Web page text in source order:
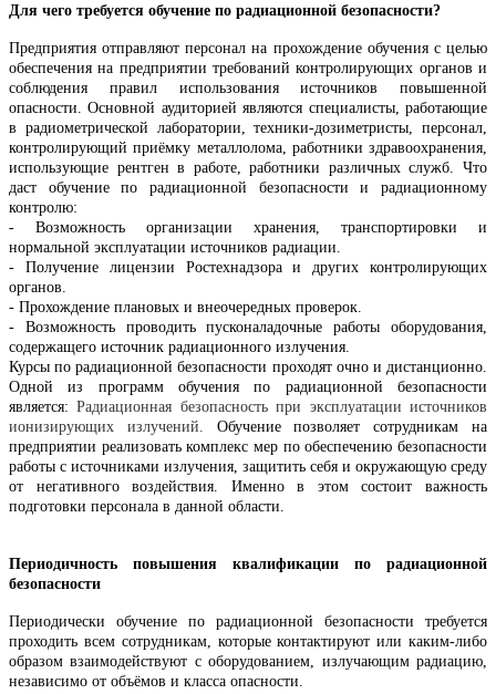
Для чего требуется обучение по радиационной безопасности?
Предприятия отправляют персонал на прохождение обучения с целью
обеспечения на предприятии требований контролирующих органов и
соблюдения правил использования источников повышенной
опасности. Основной аудиторией являются специалисты, работающие
в радиометрической лаборатории, техники-дозиметристы, персонал,
контролирующий приёмку металлолома, работники здравоохранения,
использующие рентген в работе, работники различных служб. Что
даст обучение по радиационной безопасности и радиационному
контролю:
- Возможность организации хранения, транспортировки и
нормальной эксплуатации источников радиации.
- Получение лицензии Ростехнадзора и других контролирующих
органов.
- Прохождение плановых и внеочередных проверок.
- Возможность проводить пусконаладочные работы оборудования,
содержащего источник радиационного излучения.
Курсы по радиационной безопасности проходят очно и дистанционно.
Одной из программ обучения по радиационной безопасности
является:Радиационная безопасность при эксплуатации источников
ионизирующих излучений. Обучение позволяет сотрудникам на
предприятии реализовать комплекс мер по обеспечению безопасности
работы с источниками излучения, защитить себя и окружающую среду
от негативного воздействия. Именно в этом состоит важность
подготовки персонала в данной области.
Периодичность повышения квалификации по радиационной
безопасности
Периодически обучение по радиационной безопасности требуется
проходить всем сотрудникам, которые контактируют или каким-либо
образом взаимодействуют с оборудованием, излучающим радиацию,
независимо от объёмов и класса опасности.